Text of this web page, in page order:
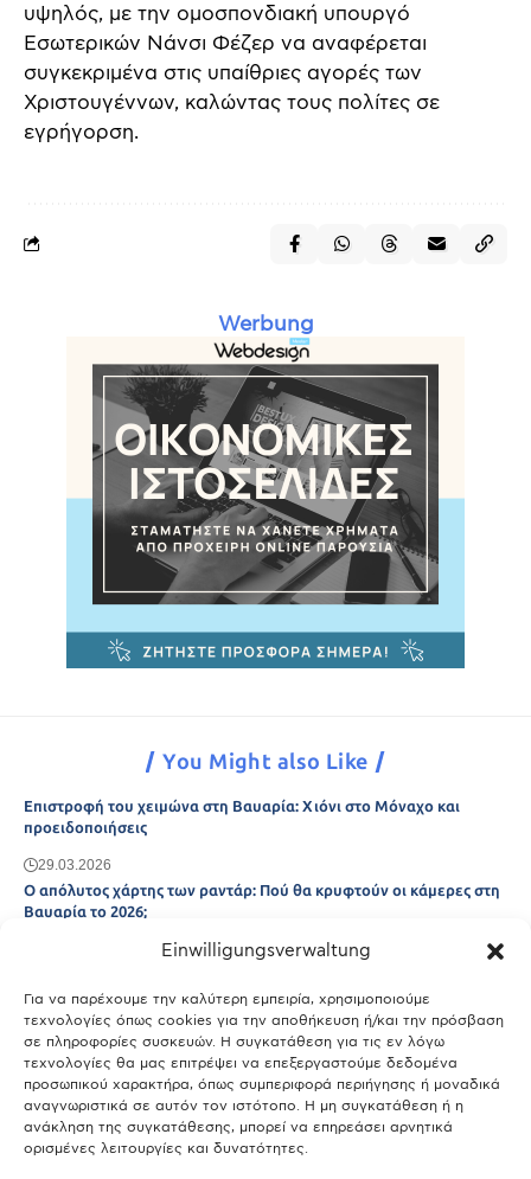
Einwilligungsverwaltung
Για να παρέχουμε την καλύτερη εμπειρία, χρησιμοποιούμε
τεχνολογίες όπως cookies για την αποθήκευση ή/και την πρόσβαση
σε πληροφορίες συσκευών. Η συγκατάθεση για τις εν λόγω
τεχνολογίες θα μας επιτρέψει να επεξεργαστούμε δεδομένα
προσωπικού χαρακτήρα, όπως συμπεριφορά περιήγησης ή μοναδικά
αναγνωριστικά σε αυτόν τον ιστότοπο. Η μη συγκατάθεση ή η
ανάκληση της συγκατάθεσης, μπορεί να επηρεάσει αρνητικά
ορισμένες λειτουργίες και δυνατότητες.
υψηλός, με την ομοσπονδιακή υπουργό
Εσωτερικών Νάνσι Φέζερ να αναφέρεται
συγκεκριμένα στις υπαίθριες αγορές των
Χριστουγέννων, καλώντας τους πολίτες σε
εγρήγορση.
Werbung
You Might also Like
Επιστροφή του χειμώνα στη Βαυαρία: Χιόνι στο Μόναχο και
προειδοποιήσεις
29.03.2026
Ο απόλυτος χάρτης των ραντάρ: Πού θα κρυφτούν οι κάμερες στη
Βαυαρία το 2026;
Μόναχο;
25.03.2026
Θύελλα χτυπά το Μόναχο: Κίνδυνος από τους ισχυρούς ανέμους
και τις καταιγίδες
25.03.2026